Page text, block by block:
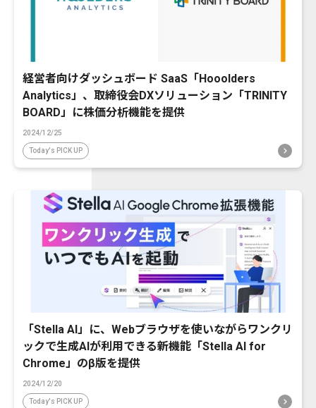
経営者向けダッシュボード SaaS「Hooolders
Analytics」、取締役会DXソリューション「TRINITY
BOARD」に株価分析機能を提供
2024/12/25
Today's PICK UP
「Stella AI」に、Webブラウザを使いながらワンクリ
ックで生成AIが利用できる新機能「Stella AI for
Chrome」のβ版を提供
2024/12/20
Today's PICK UP